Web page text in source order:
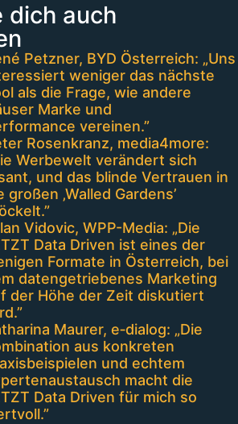
dich auch
Petzner, BYD Österreich: „Uns
weniger das nächste
als die Frage, wie andere
Marke und
vereinen.”
Rosenkranz, media4more:
Werbewelt verändert sich
und das blinde Vertrauen in
großen ‚Walled Gardens’
Vidovic, WPP-Media: „Die
Data Driven ist eines der
Formate in Österreich, bei
datengetriebenes Marketing
der Höhe der Zeit diskutiert
Maurer, e‑dialog: „Die
aus konkreten
und echtem
macht die
Data Driven für mich so